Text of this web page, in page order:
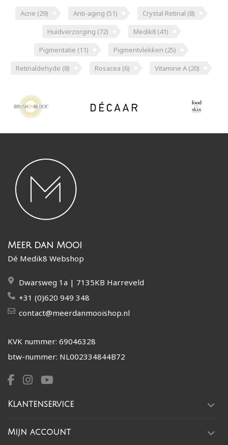
Acne (29) Anti-aging (51) Crystal Retinal (8)
Huidverzorging (72) Medik8 (41)
Pigmentatie (11) Pigmentvlekken (25)
Retinaldehyde (8) Rosacea (6) Vitamine A (20)
Meer dan Mooi
Dé Medik8 Webshop
Dwarsweg 1a | 7135KB Harreveld
+31 (0)620 949 348
contact@meerdanmooishop.nl
KVK nummer: 69046328
btw-nummer: NL002334844B72
Klantenservice
Mijn account